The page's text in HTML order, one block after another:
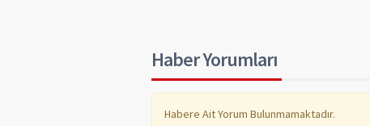
Haber Yorumları
Habere Ait Yorum Bulunmamaktadır.